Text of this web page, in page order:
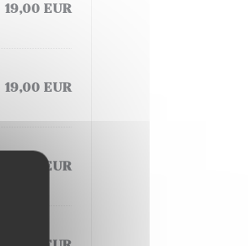
19,00 EUR
19,00 EUR
19,00 EUR